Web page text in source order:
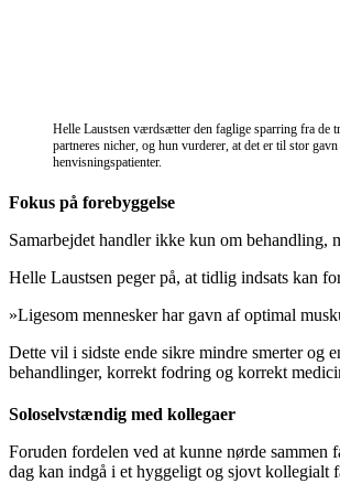
Helle Laustsen værdsætter den faglige sparring fra de
partneres nicher, og hun vurderer, at det er til stor
henvisningspatienter.
Fokus på forebyggelse
Samarbejdet handler ikke kun om behandling,
Helle Laustsen peger på, at tidlig indsats kan
»Ligesom mennesker har gavn af optimal
Dette vil i sidste ende sikre mindre smerter og
behandlinger, korrekt fodring og korrekt
Soloselvstændig med kollegaer
Foruden fordelen ved at kunne nørde
dag kan indgå i et hyggeligt og sjovt